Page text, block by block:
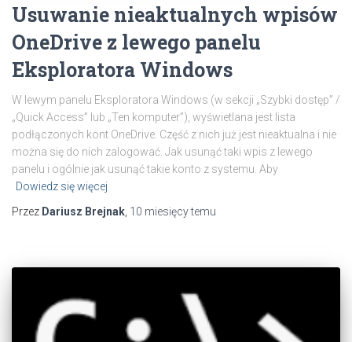
Usuwanie nieaktualnych wpisów
OneDrive z lewego panelu
Eksploratora Windows
W lewym panelu Eksploratora Windows (w sekcji „Szybki dostęp” /
„Quick Access” lub „Ten komputer”), wyświetlana jest lista
podłączonych kont OneDrive. Część z nich już jest nieaktualna i nie
można się do nich zalogować. Jak usunąć taki wpis z lewego
panelu i ogólnie jak usunąć takie konto z systemu. Aby
Dowiedz się więcej
Przez Dariusz Brejnak 10 miesięcytemu